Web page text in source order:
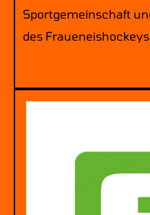
Sportgemeinschaft
des